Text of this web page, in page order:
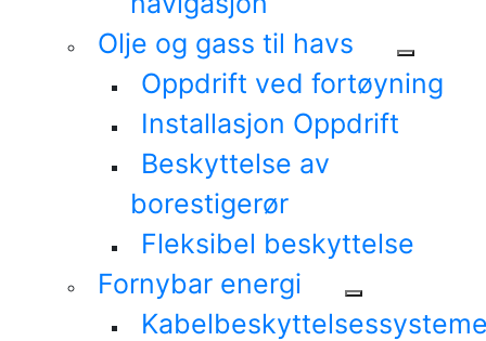
Olje og gass til havs
Oppdrift ved fortøyning
Installasjon Oppdrift
Beskyttelse av
borestigerør
Fleksibel beskyttelse
Fornybar energi